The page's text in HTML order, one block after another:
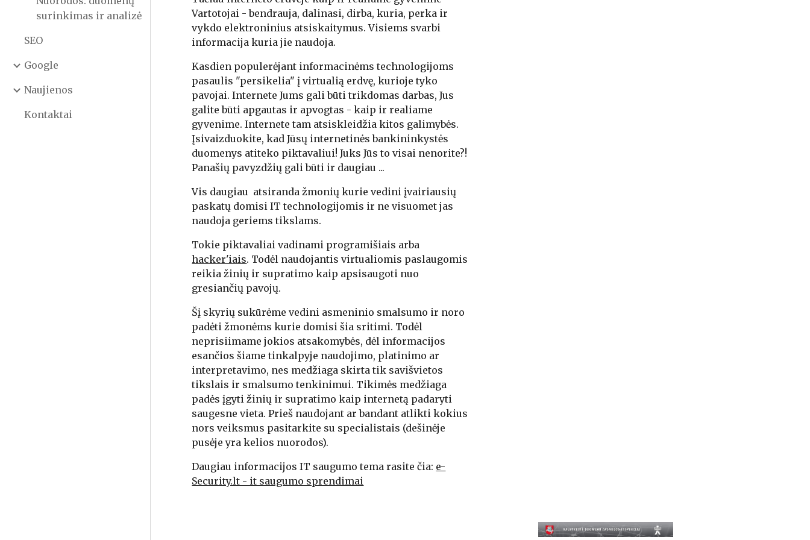
surinkimas ir analizė
SEO
Google
Naujienos
Kontaktai
Vartotojai - bendrauja, dalinasi, dirba, kuria, perka ir
vykdo elektroninius atsiskaitymus. Visiems svarbi
informacija kuria jie naudoja.
Kasdien populerėjant informacinėms technologijoms
pasaulis "persikelia" į virtualią erdvę, kurioje tyko
pavojai. Internete Jums gali būti trikdomas darbas, Jus
galite būti apgautas ir apvogtas - kaip ir realiame
gyvenime. Internete tam atsiskleidžia kitos galimybės.
Įsivaizduokite, kad Jūsų internetinės bankininkystės
duomenys atiteko piktavaliui! Juks Jūs to visai nenorite?!
Panašių pavyzdžių gali būti ir daugiau ...
Vis daugiau  atsiranda žmonių kurie vedini įvairiausių
paskatų domisi IT technologijomis ir ne visuomet jas
naudoja geriems tikslams.
hacker'iais. Todėl naudojantis virtualiomis paslaugomis
reikia žinių ir supratimo kaip apsisaugoti nuo
gresiančių pavojų.
Šį skyrių sukūrėme vedini asmeninio smalsumo ir noro
padėti žmonėms kurie domisi šia sritimi. Todėl
neprisiimame jokios atsakomybės, dėl informacijos
esančios šiame tinkalpyje naudojimo, platinimo ar
interpretavimo, nes medžiaga skirta tik savišvietos
tikslais ir smalsumo tenkinimui. Tikimės medžiaga
padės įgyti žinių ir supratimo kaip internetą padaryti
saugesne vieta. Prieš naudojant ar bandant atlikti kokius
nors veiksmus pasitarkite su specialistais (dešinėje
pusėje yra kelios nuorodos).
Daugiau informacijos IT saugumo tema rasite čia: e-
Security.lt - it saugumo sprendimai